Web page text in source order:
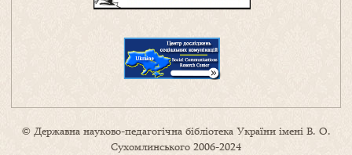
© Державна науково-педагогічна бібліотека України імені В. О.
Сухомлинського 2006-2024